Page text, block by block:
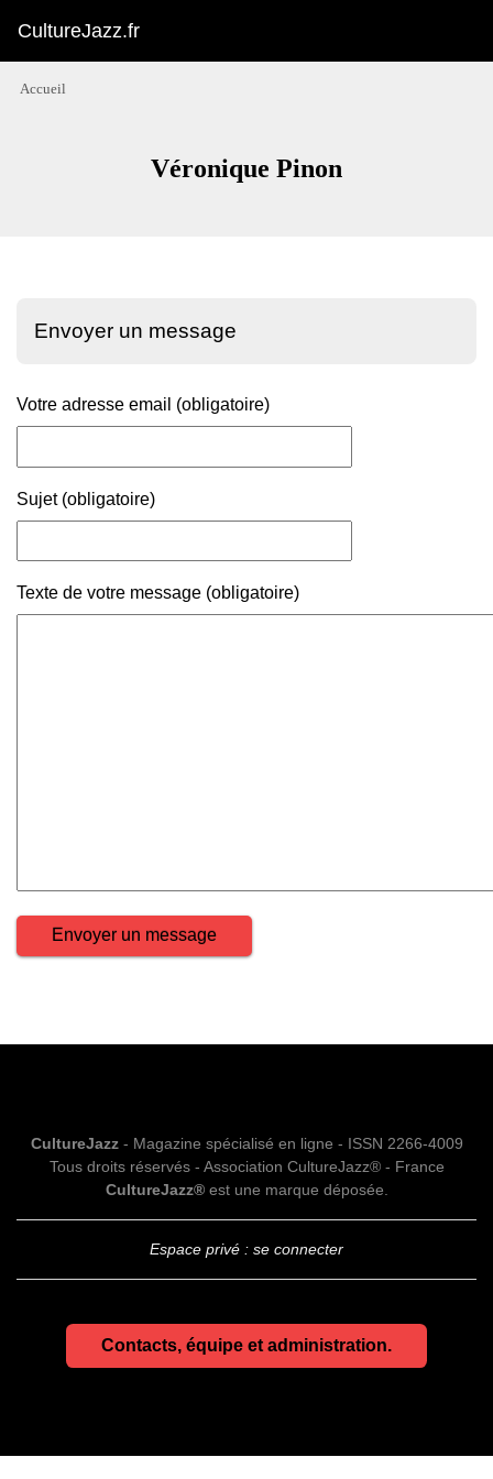
CultureJazz.fr
Accueil
Véronique Pinon
Envoyer un message
Votre adresse email (obligatoire)
Sujet (obligatoire)
Texte de votre message (obligatoire)
CultureJazz- Magazine spécialisé en ligne - ISSN 2266-4009
Tous droits réservés - Association CultureJazz® - France
CultureJazz®est une marque déposée.
Espace privé : se connecter
Contacts, équipe et administration.